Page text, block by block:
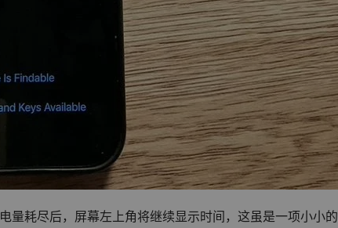
耗尽后，屏幕左上角将继续显示时间，这虽是一项小小的